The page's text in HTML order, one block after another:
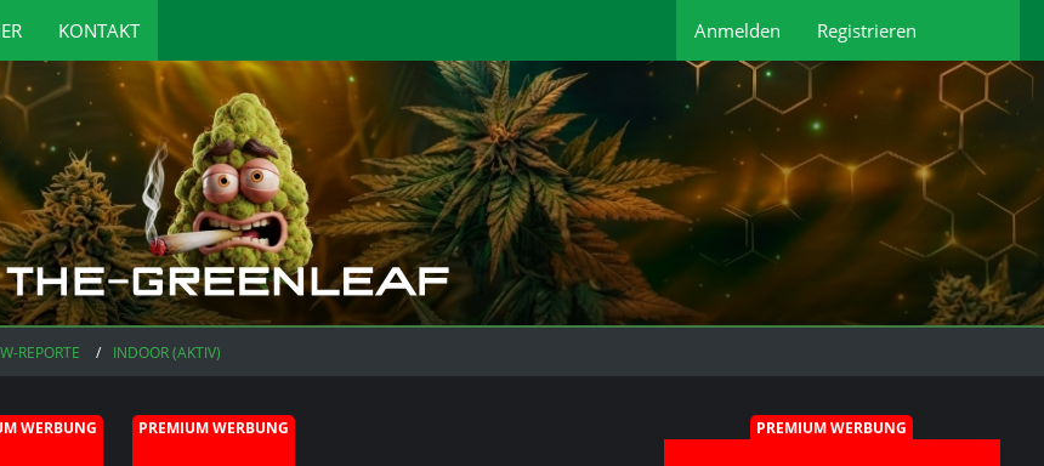
KONTAKT Anmelden Registrieren
REPORTE INDOOR (AKTIV)
WERBUNG PREMIUM WERBUNG PREMIUM WERBUNG